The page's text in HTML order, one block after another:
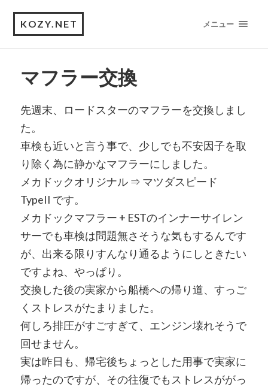
KOZY.NET メニュー
マフラー交換
先週末、ロードスターのマフラーを交換しまし
た。
車検も近いと言う事で、少しでも不安因子を取
り除く為に静かなマフラーにしました。
メカドックオリジナル ⇒ マツダスピード
TypeII です。
メカドックマフラー + ESTのインナーサイレン
サーでも車検は問題無さそうな気もするんです
が、出来る限りすんなり通るようにしときたい
ですよね、やっぱり。
交換した後の実家から船橋への帰り道、すっご
くストレスがたまりました。
何しろ排圧がすごすぎて、エンジン壊れそうで
回せません。
実は昨日も、帰宅後ちょっとした用事で実家に
帰ったのですが、その往復でもストレスががっ